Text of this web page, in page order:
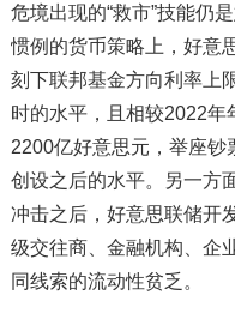
危境出现的“救市”技能仍
惯例的货币策略上，好意
刻下联邦基金方向利率上
时的水平，且相较2022年
2200亿好意思元，举座钞
创设之后的水平。另一方
冲击之后，好意思联储开
级交往商、金融机构、企
同线索的流动性贫乏。